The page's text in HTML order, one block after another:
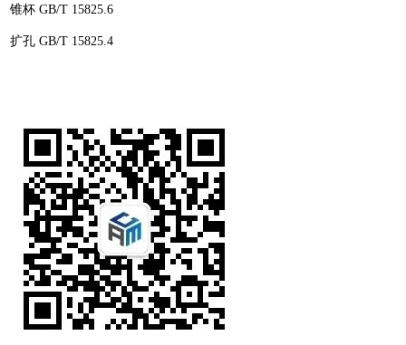
锥杯 GB/T 15825.6
扩孔 GB/T 15825.4